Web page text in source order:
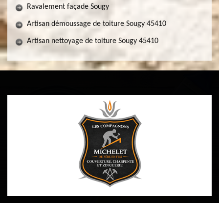
Ravalement façade Sougy
Artisan démoussage de toiture Sougy 45410
Artisan nettoyage de toiture Sougy 45410